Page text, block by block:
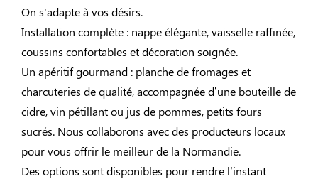
On s'adapte à vos désirs.
Installation complète : nappe élégante, vaisselle raffinée,
coussins confortables et décoration soignée.
Un apéritif gourmand : planche de fromages et
charcuteries de qualité, accompagnée d’une bouteille de
cidre, vin pétillant ou jus de pommes, petits fours
sucrés. Nous collaborons avec des producteurs locaux
pour vous offrir le meilleur de la Normandie.
Des options sont disponibles pour rendre l’instant